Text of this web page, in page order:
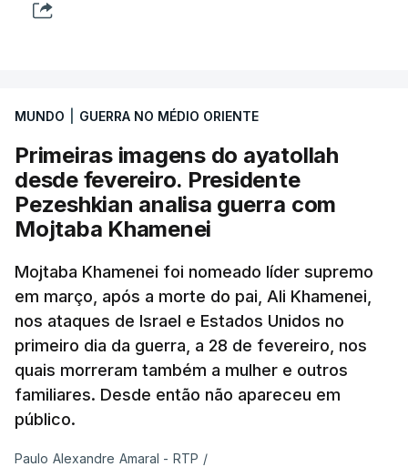
MUNDO GUERRA NO MÉDIO ORIENTE
Primeiras imagens do ayatollah
desde fevereiro. Presidente
Pezeshkian analisa guerra com
Mojtaba Khamenei
Mojtaba Khamenei foi nomeado líder supremo
em março, após a morte do pai, Ali Khamenei,
nos ataques de Israel e Estados Unidos no
primeiro dia da guerra, a 28 de fevereiro, nos
quais morreram também a mulher e outros
familiares. Desde então não apareceu em
público.
Paulo Alexandre Amaral - RTP /